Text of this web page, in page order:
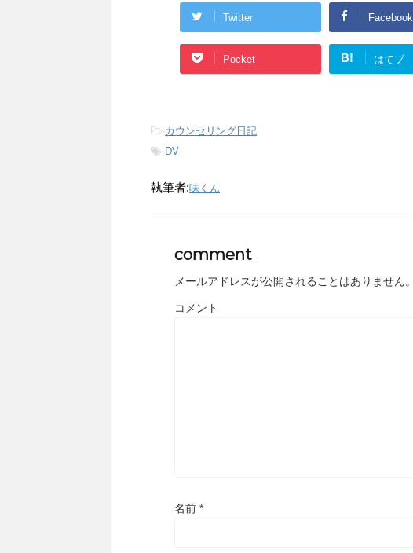
Twitter Facebook
Pocket B! はてブ
-カウンセリング日記
-DV
執筆者:味くん
comment
メールアドレスが公開されることはありません。
コメント
名前 *